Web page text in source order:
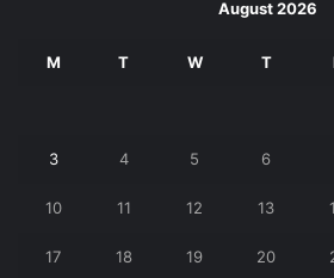
August 2026
M T W T
3 4 5 6
10 11 12 13
17 18 19 20